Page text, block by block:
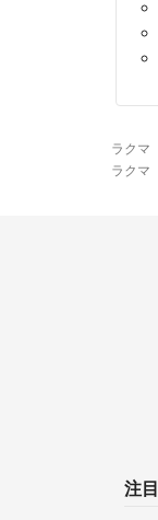
ラクマ
ラクマ
注